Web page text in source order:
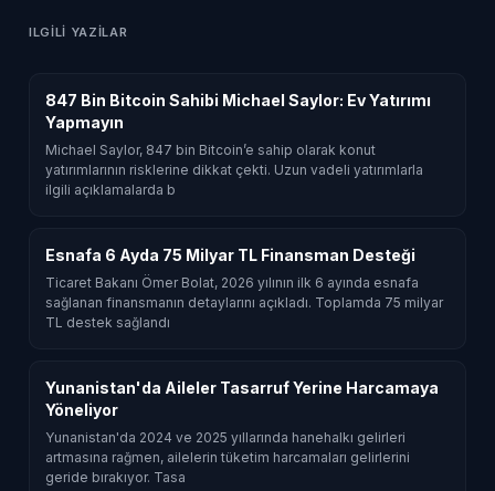
ILGILI YAZILAR
847 Bin Bitcoin Sahibi Michael Saylor: Ev Yatırımı
Yapmayın
Michael Saylor, 847 bin Bitcoin’e sahip olarak konut
yatırımlarının risklerine dikkat çekti. Uzun vadeli yatırımlarla
ilgili açıklamalarda b
Esnafa 6 Ayda 75 Milyar TL Finansman Desteği
Ticaret Bakanı Ömer Bolat, 2026 yılının ilk 6 ayında esnafa
sağlanan finansmanın detaylarını açıkladı. Toplamda 75 milyar
TL destek sağlandı
Yunanistan'da Aileler Tasarruf Yerine Harcamaya
Yöneliyor
Yunanistan'da 2024 ve 2025 yıllarında hanehalkı gelirleri
artmasına rağmen, ailelerin tüketim harcamaları gelirlerini
geride bırakıyor. Tasa